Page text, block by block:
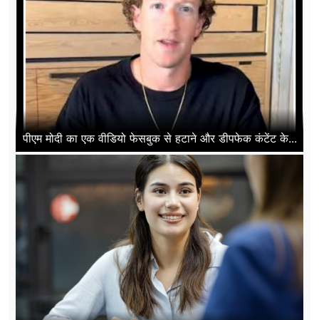
पीएम मोदी का एक वीडियो फेसबुक से हटाने और डीपफेक कंटेंट के...